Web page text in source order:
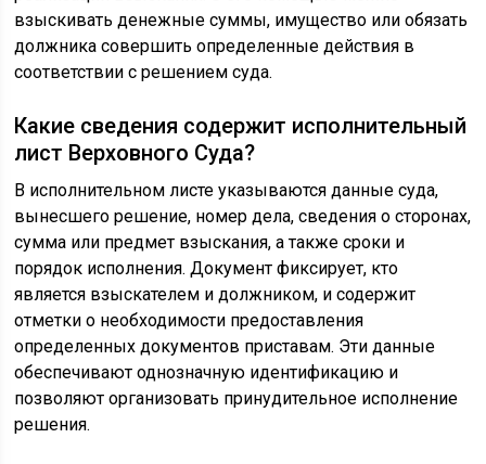
взыскивать денежные суммы, имущество или обязать
должника совершить определенные действия в
соответствии с решением суда.
Какие сведения содержит исполнительный
лист Верховного Суда?
В исполнительном листе указываются данные суда,
вынесшего решение, номер дела, сведения о сторонах,
сумма или предмет взыскания, а также сроки и
порядок исполнения. Документ фиксирует, кто
является взыскателем и должником, и содержит
отметки о необходимости предоставления
определенных документов приставам. Эти данные
обеспечивают однозначную идентификацию и
позволяют организовать принудительное исполнение
решения.